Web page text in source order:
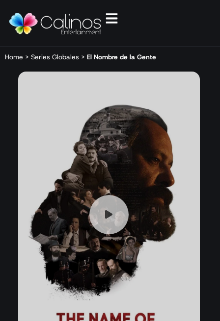
Home > Series Globales > El Nombre de la Gente